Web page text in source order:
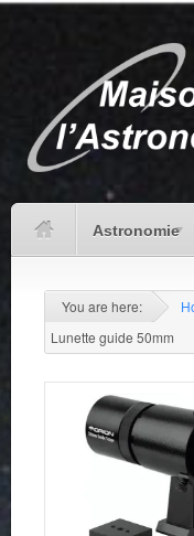
Astronomie
You are here:
Lunette guide 50mm